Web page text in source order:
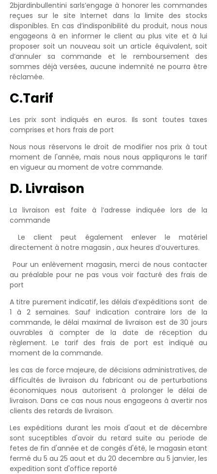
2bjardinbullentini sarls’engage à honorer les commandes
reçues sur le site Internet dans la limite des stocks
disponibles. En cas d’indisponibilité du produit, nous nous
engageons à en informer le client au plus vite et à lui
proposer soit un nouveau soit un article équivalent, soit
d’annuler sa commande et le remboursement des
sommes déjà versées, aucune indemnité ne pourra être
réclamée.
C.Tarif
Les prix sont indiqués en euros. Ils sont toutes taxes
comprises et hors frais de port
Nous nous réservons le droit de modifier nos prix à tout
moment de l'année, mais nous nous appliqurons le tarif
en vigueur au moment de votre commande.
D. Livraison
La livraison est faite à l’adresse indiquée lors de la
commande
Le client peut également enlever le matériel
directement à notre magasin , aux heures d’ouvertures.
Pour un enlèvement magasin, merci de nous contacter
au préalable pour ne pas vous voir facturé des frais de
port
A titre purement indicatif, les délais d’expéditions sont de
1 à 2 semaines. Sauf indication contraire lors de la
commande, le délai maximal de livraison est de 30 jours
ouvrables à compter de la date de réception du
règlement. Le tarif des frais de port est indiqué au
moment de la commande.
les cas de force majeure, de décisions administratives, de
difficultés de livraison du fabricant ou de perturbations
économiques nous autorisent à prolonger le délai de
livraison. Dans ce cas nous nous engageons à avertir nos
clients des retards de livraison.
Les expéditions durant les mois d'aout et de décembre
sont suceptibles d'avoir du retard suite au periode de
fetes de fin d'année et de congés d'été, le magasin etant
fermé du 5 au 25 aout et du 20 decembre au 5 janvier, les
expedition sont d'office reporté